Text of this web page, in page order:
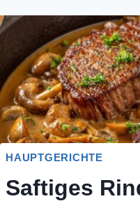
HAUPTGERICHTE
Saftiges